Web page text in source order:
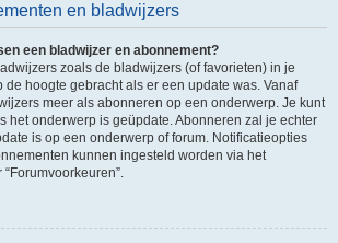
en bladwijzers
een bladwijzer en abonnement?
zoals de bladwijzers (of favorieten) in je
de hoogte gebracht als er een update was. Vanaf
meer als abonneren op een onderwerp. Je kunt
het onderwerp is geüpdate. Abonneren zal je echter
is op een onderwerp of forum. Notificatieopties
kunnen ingesteld worden via het